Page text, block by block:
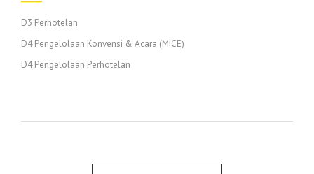
D3 Perhotelan
D4 Pengelolaan Konvensi & Acara (MICE)
D4 Pengelolaan Perhotelan